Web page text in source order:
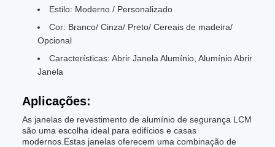
Estilo: Moderno / Personalizado
Cor: Branco/ Cinza/ Preto/ Cereais de madeira/
Opcional
Características: Abrir Janela Alumínio, Alumínio Abrir
Janela
Aplicações:
As janelas de revestimento de alumínio de segurança LCM
são uma escolha ideal para edifícios e casas
modernos.Estas janelas oferecem uma combinação de